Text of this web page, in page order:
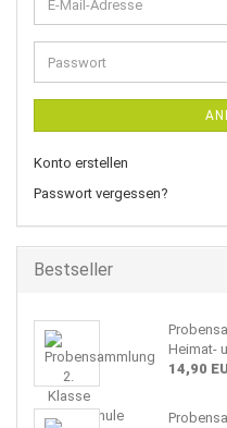
Mail-
Adresse
Passwort
Konto erstellen
Passwort vergessen?
Bestseller
Heimat-
14,90